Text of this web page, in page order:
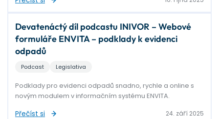
Devatenáctý díl podcastu INIVOR – Webové
formuláře ENVITA – podklady k evidenci
odpadů
Podcast Legislativa
Podklady pro evidenci odpadů snadno, rychle a online s
novým modulem v informačním systému ENVITA.
Přečíst si 24. září 2025